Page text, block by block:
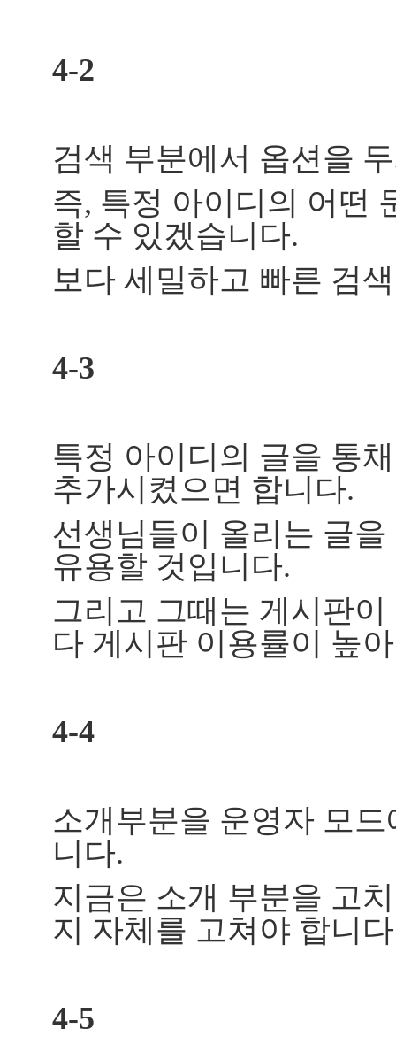
4-2
검색 부분에서 옵션을
즉, 특정 아이디의 어떤
할 수 있겠습니다.
보다 세밀하고 빠른 검
4-3
특정 아이디의 글을 통
추가시켰으면 합니다.
선생님들이 올리는 글
유용할 것입니다.
그리고 그때는 게시판
다 게시판 이용률이 높
4-4
소개부분을 운영자 모
니다.
지금은 소개 부분을 고
지 자체를 고쳐야 합니
4-5